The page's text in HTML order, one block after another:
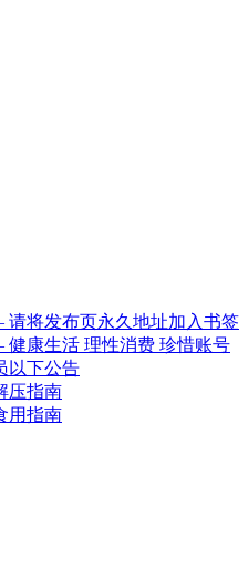
请将发布页永久地址加入书签
健康生活 理性消费 珍惜账号
以下公告
压指南
用指南